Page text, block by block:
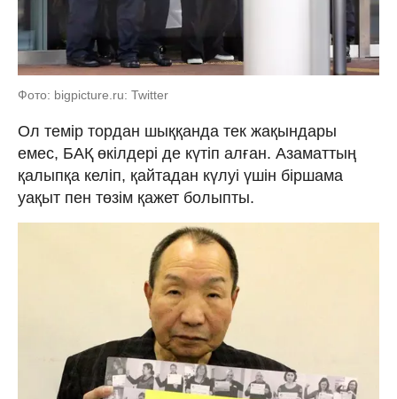
Фото: bigpicture.ru: Twitter
Ол темір тордан шыққанда тек жақындары
емес, БАҚ өкілдері де күтіп алған. Азаматтың
қалыпқа келіп, қайтадан күлуі үшін біршама
уақыт пен төзім қажет болыпты.